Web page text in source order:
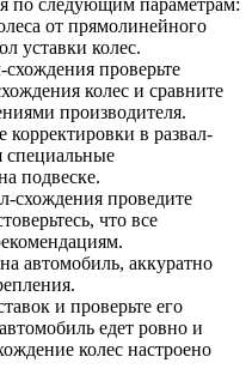
по следующим параметрам:
от прямолинейного
уставки колес.
проверьте
колес и сравните
производителя.
в развал-
специальные
подвеске.
схождения проведите
что все
автомобиль, аккуратно
и проверьте его
едет ровно и
колес настроено